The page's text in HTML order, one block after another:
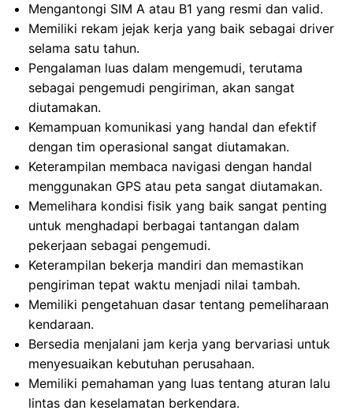
Mengantongi SIM A atau B1 yang resmi dan valid.
Memiliki rekam jejak kerja yang baik sebagai driver
selama satu tahun.
Pengalaman luas dalam mengemudi, terutama
sebagai pengemudi pengiriman, akan sangat
diutamakan.
Kemampuan komunikasi yang handal dan efektif
dengan tim operasional sangat diutamakan.
Keterampilan membaca navigasi dengan handal
menggunakan GPS atau peta sangat diutamakan.
Memelihara kondisi fisik yang baik sangat penting
untuk menghadapi berbagai tantangan dalam
pekerjaan sebagai pengemudi.
Keterampilan bekerja mandiri dan memastikan
pengiriman tepat waktu menjadi nilai tambah.
Memiliki pengetahuan dasar tentang pemeliharaan
kendaraan.
Bersedia menjalani jam kerja yang bervariasi untuk
menyesuaikan kebutuhan perusahaan.
Memiliki pemahaman yang luas tentang aturan lalu
lintas dan keselamatan berkendara.